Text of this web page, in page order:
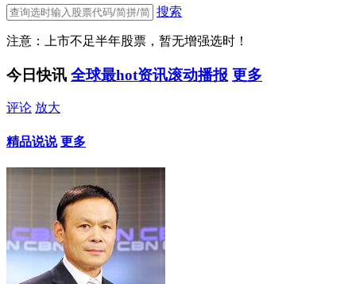
搜索
注意：上市不足半年股票，暂无增强选时！
今日快讯 全球最hot资讯滚动播报 更多
评论 放大
精品说说 更多